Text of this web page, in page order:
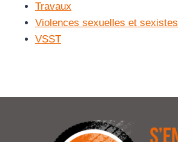
Travaux
Violences sexuelles et sexistes
VSST